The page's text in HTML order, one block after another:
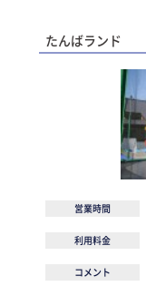
たんばランド
営業時間
利用料金
コメント